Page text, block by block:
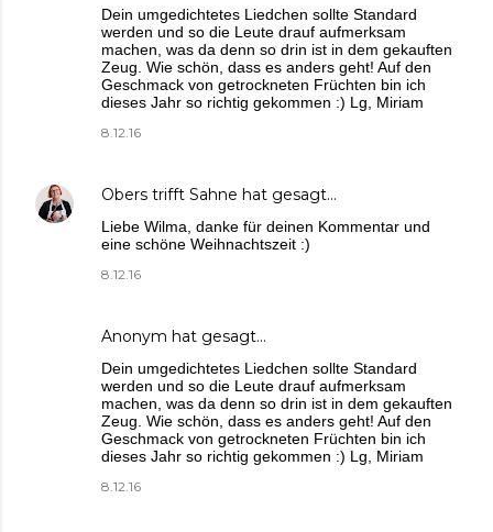
Dein umgedichtetes Liedchen sollte Standard
werden und so die Leute drauf aufmerksam
machen, was da denn so drin ist in dem gekauften
Zeug. Wie schön, dass es anders geht! Auf den
Geschmack von getrockneten Früchten bin ich
dieses Jahr so richtig gekommen :) Lg, Miriam
8.12.16
Obers trifft Sahne hat gesagt…
Liebe Wilma, danke für deinen Kommentar und
eine schöne Weihnachtszeit :)
8.12.16
Anonym hat gesagt…
Dein umgedichtetes Liedchen sollte Standard
werden und so die Leute drauf aufmerksam
machen, was da denn so drin ist in dem gekauften
Zeug. Wie schön, dass es anders geht! Auf den
Geschmack von getrockneten Früchten bin ich
dieses Jahr so richtig gekommen :) Lg, Miriam
8.12.16